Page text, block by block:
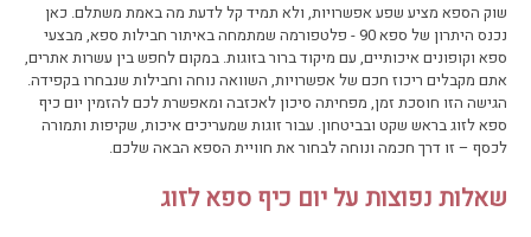
שוק הספא מציע שפע אפשרויות, ולא תמיד קל לדעת מה באמת משתלם. כאן
נכנס היתרון של ספא 90 - פלטפורמה שמתמחה באיתור חבילות ספא, מבצעי
ספא וקופונים איכותיים, עם מיקוד ברור בזוגות. במקום לחפש בין עשרות אתרים,
אתם מקבלים ריכוז חכם של אפשרויות, השוואה נוחה וחבילות שנבחרו בקפידה.
הגישה הזו חוסכת זמן, מפחיתה סיכון לאכזבה ומאפשרת לכם להזמין יום כיף
ספא לזוג בראש שקט ובביטחון. עבור זוגות שמעריכים איכות, שקיפות ותמורה
לכסף – זו דרך חכמה ונוחה לבחור את חוויית הספא הבאה שלכם.
שאלות נפוצות על יום כיף ספא לזוג